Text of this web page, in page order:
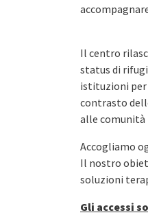
Il centro
status di
istituzioni
contrasto
alle
Accogliamo
Il nostro
soluzioni
Gli accessi